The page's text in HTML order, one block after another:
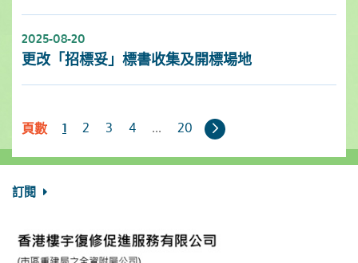
2025-08-20
更改「招標妥」標書收集及開標場地
頁數 1 2 3 4 ... 20
下
頁
訂閱